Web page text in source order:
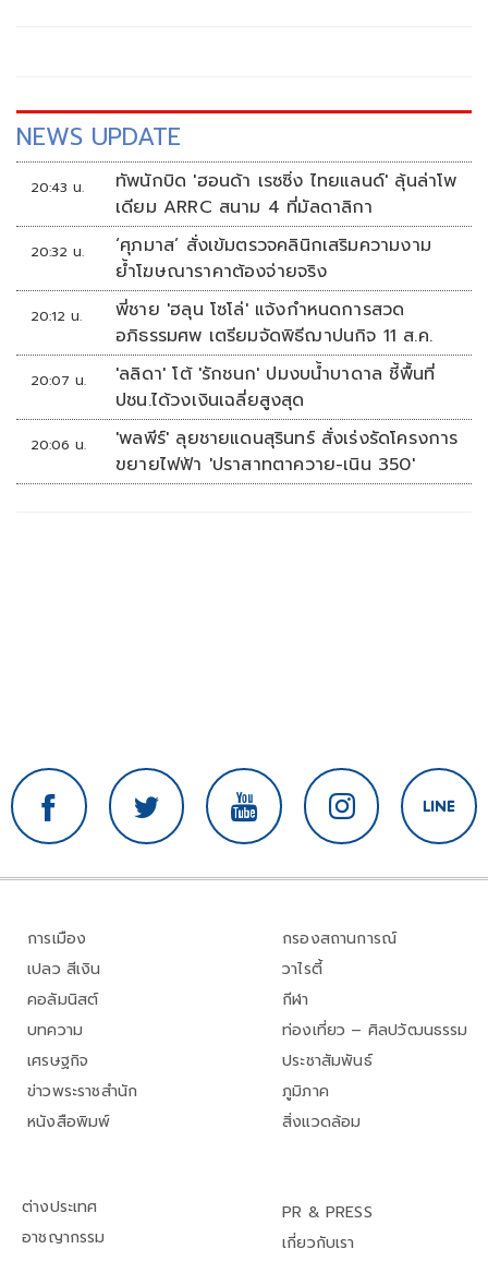
NEWS UPDATE
20:43 น.
ทัพนักบิด 'ฮอนด้า เรซซิ่ง ไทยแลนด์' ลุ้นล่าโพ
เดียม ARRC สนาม 4 ที่มัลดาลิกา
20:32 น.
‘ศุภมาส’ สั่งเข้มตรวจคลินิกเสริมความงาม
ย้ำโฆษณาราคาต้องจ่ายจริง
20:12 น.
พี่ชาย 'ฮลุน โซโล่' แจ้งกำหนดการสวด
อภิธรรมศพ เตรียมจัดพิธีฌาปนกิจ 11 ส.ค.
20:07 น.
'ลลิดา' โต้ 'รักชนก' ปมงบน้ำบาดาล ชี้พื้นที่
ปชน.ได้วงเงินเฉลี่ยสูงสุด
20:06 น.
'พลพีร์' ลุยชายแดนสุรินทร์ สั่งเร่งรัดโครงการ
ขยายไฟฟ้า 'ปราสาทตาควาย-เนิน 350'
การเมือง
เปลว สีเงิน
คอลัมนิสต์
บทความ
เศรษฐกิจ
ข่าวพระราชสำนัก
หนังสือพิมพ์
กรองสถานการณ์
วาไรตี้
กีฬา
ท่องเที่ยว – ศิลปวัฒนธรรม
ประชาสัมพันธ์
ภูมิภาค
สิ่งแวดล้อม
ต่างประเทศ
อาชญากรรม
PR & PRESS
เกี่ยวกับเรา